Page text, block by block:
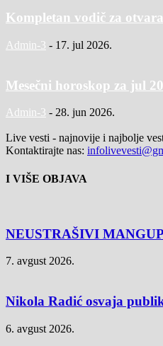
Kompletan vodič za
Admin-3 - 17. jul 2026.
Mesečni horoskop za jul
Admin-3 - 28. jun 2026.
Live vesti - najnovije i najbolje
Kontaktirajte nas:
I VIŠE OBJAVA
NEUSTRAŠIVI
7. avgust 2026.
Nikola Radić osvaja
6. avgust 2026.